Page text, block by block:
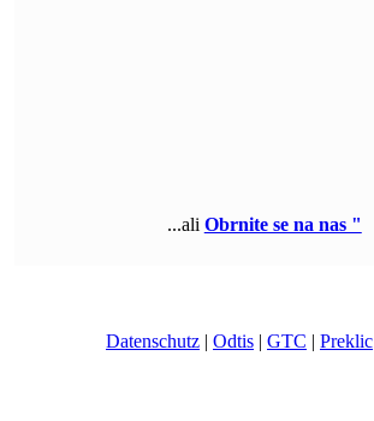
...ali Obrnite se na nas "
Datenschutz | Odtis | GTC | Preklic